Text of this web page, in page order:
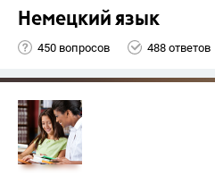
Немецкий язык
450 вопросов 488 ответов